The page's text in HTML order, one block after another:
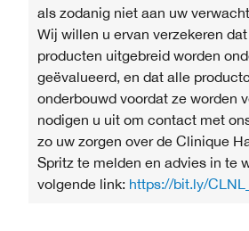
als zodanig niet aan uw
Wij willen u ervan verzekeren
producten uitgebreid worden
geëvalueerd, en dat alle
onderbouwd voordat ze worden
nodigen u uit om contact met
zo uw zorgen over de Clinique
Spritz te melden en advies in te
volgende link: https://bit.ly/